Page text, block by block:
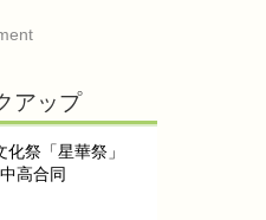
アップ
祭「星華祭」
高合同